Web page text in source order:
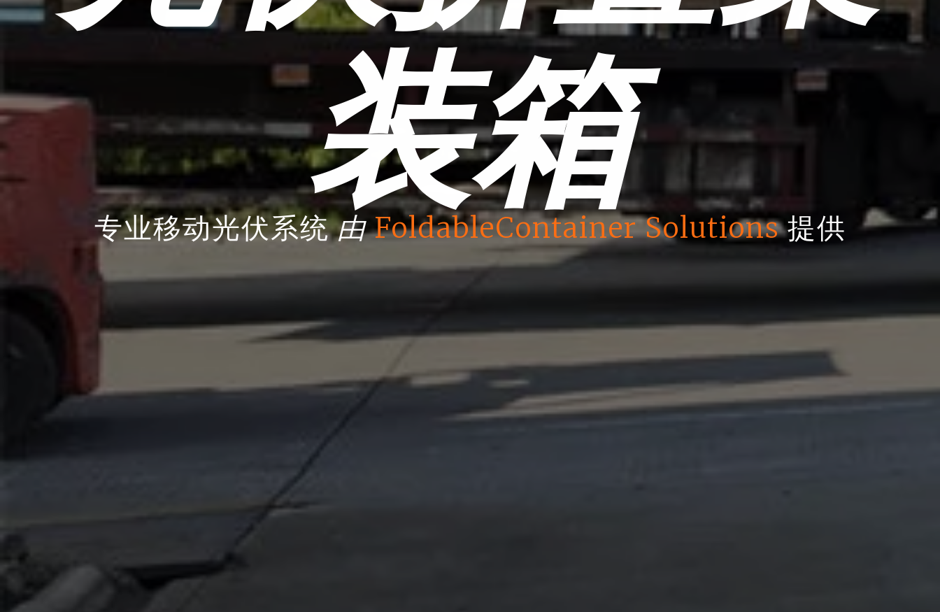
装箱
专业移动光伏系统由 FoldableContainer Solutions提供